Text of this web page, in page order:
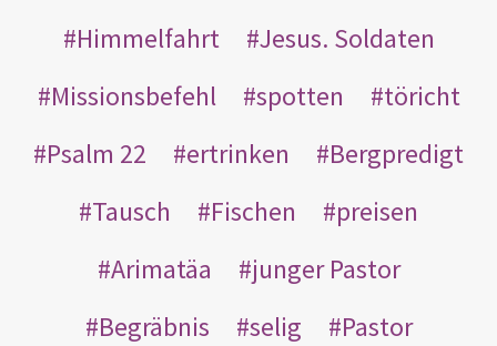
Himmelfahrt
Jesus. Soldaten
Missionsbefehl
spotten
töricht
Psalm 22
ertrinken
Bergpredigt
Tausch
Fischen
preisen
Arimatäa
junger Pastor
Begräbnis
selig
Pastor